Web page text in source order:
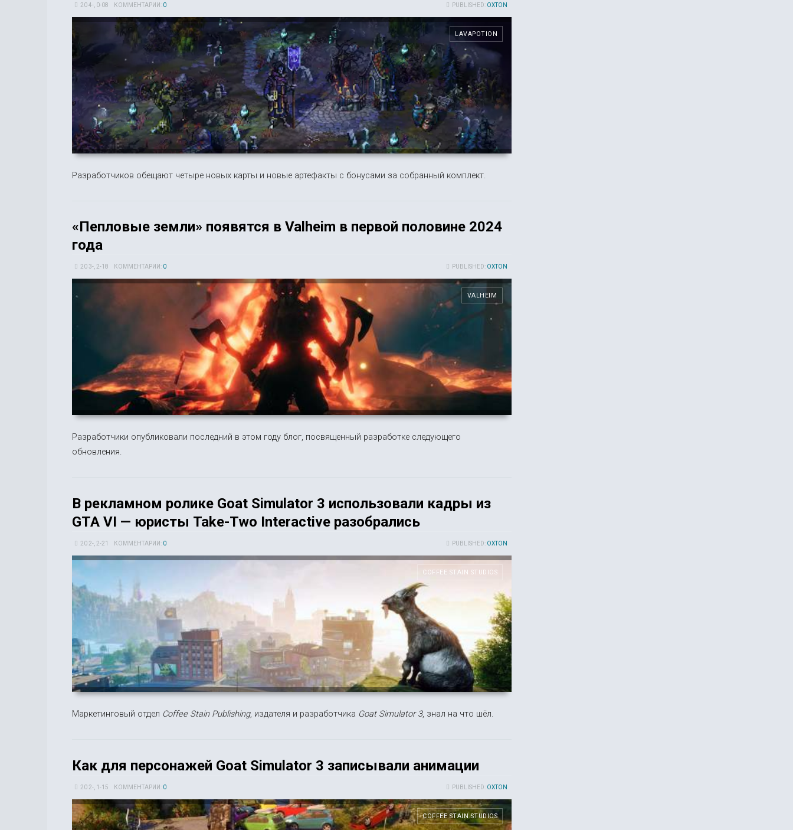
PUBLISHED: OXTON
20 4-, 0-08 КОММЕНТАРИИ: 0
LAVAPOTION
Разработчиков обещают четыре новых карты и новые артефакты с бонусами за собранный комплект.
«Пепловые земли» появятся в Valheim в первой половине 2024
года
PUBLISHED: OXTON
20 3-, 2-18 КОММЕНТАРИИ: 0
VALHEIM
Разработчики опубликовали последний в этом году блог, посвященный разработке следующего
обновления.
В рекламном ролике Goat Simulator 3 использовали кадры из
GTA VI — юристы Take-Two Interactive разобрались
PUBLISHED: OXTON
20 2-, 2-21 КОММЕНТАРИИ: 0
COFFEE STAIN STUDIOS
Маркетинговый отдел Coffee Stain Publishing, издателя и разработчика Goat Simulator 3, знал на что шёл.
Как для персонажей Goat Simulator 3 записывали анимации
PUBLISHED: OXTON
20 2-, 1-15 КОММЕНТАРИИ: 0
COFFEE STAIN STUDIOS